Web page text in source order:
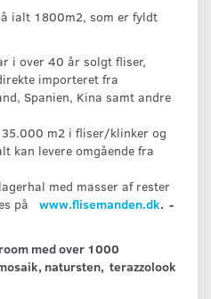
ialt 1800m2, som er fyldt
i over 40 år solgt fliser,
importeret fra
Spanien, Kina samt andre
m2 i fliser/klinker og
kan levere omgående fra
med masser af rester
på www.flisemanden.dk. -
med over 1000
natursten, terazzolook